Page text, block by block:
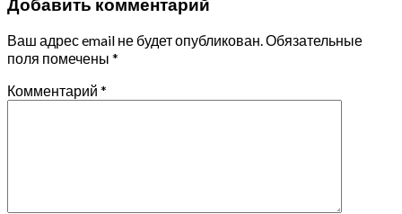
Добавить комментарий
Ваш адрес email не будет опубликован.Обязательные
поля помечены *
Комментарий *